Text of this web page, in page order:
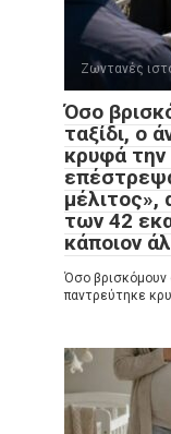
Ζωντανές
Όσο
ταξίδι, ο
κρυφά
μέλιτος»,
των 42
κάποιον
Όσο βρισκόμουν
παντρεύτηκε